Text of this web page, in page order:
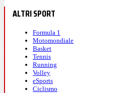
ALTRI SPORT
Formula 1
Motomondiale
Basket
Tennis
Running
Volley
eSports
Ciclismo